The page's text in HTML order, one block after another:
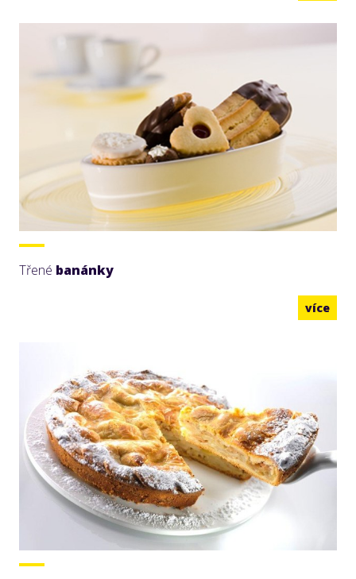
Třené banánky
více